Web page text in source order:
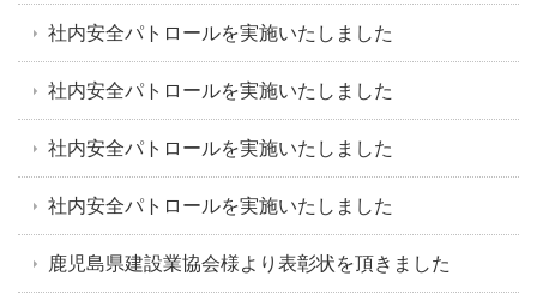
社内安全パトロールを実施いたしました
社内安全パトロールを実施いたしました
社内安全パトロールを実施いたしました
社内安全パトロールを実施いたしました
鹿児島県建設業協会様より表彰状を頂きました